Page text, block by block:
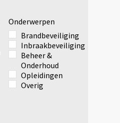
Onderwerpen
Brandbeveiliging
Inbraakbeveiliging
Beheer &
Onderhoud
Opleidingen
Overig